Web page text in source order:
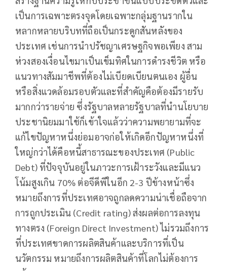
เป็นการเฉพาะตรงจุดโดยเฉพาะกลุ่มฐานรากใน
หลากหลายบริบทที่ถือเป็นกระดูกสันหลังของ
ประเทศ เช่นการนำปรัชญาเศรษฐกิจพอเพียง สาม
ห่วงสองเงื่อนไขมาเป็นเข็มทิศในการดำรงชีวิต หรือ
แนวทางสัมมาชีพที่ต้องไม่เบียดเบียนตนเอง ผู้อื่น
หรือสิ่งแวดล้อมรอบตัวและที่สำคัญคือต้องมีรายรับ
มากกว่ารายจ่าย ซึ่งรัฐบาลหลายรัฐบาลที่นำนโยบาย
ประชานิยมมาใช้ก็เข้าใจแล้วว่าความพยายามที่จะ
แก้ไขปัญหาหนึ่งย่อมอาจก่อให้เกิดอีกปัญหาหนึ่งที่
ใหญ่กว่าได้คือหนี้สาธารณะของประเทศ (Public
Debt) ที่ปัจจุบันอยู่ในภาวะการเฝ้าระวังและมีแนว
โน้มสูงเกิน 70% ต่อจีดีพีในอีก 2-3 ปีข้างหน้าซึ่ง
หมายถึงการที่ประเทศอาจถูกลดความน่าเชื่อถือจาก
การถูกประเมิน (Credit rating) ส่งผลต่อการลงทุน
ทางตรง (Foreign Direct Investment) ไม่รวมถึงการ
ที่ประเทศขาดการผลิตสินค้าและบริการที่เป็น
นวัตกรรม หมายถึงการผลิตสินค้าที่โลกไม่ต้องการ